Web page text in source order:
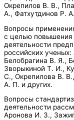
Окрепилов В. В.,
А., Фатхутдинов Р.
Вопросы
с целью повышения
деятельности
российских
Белобрагина В. Я.,
Зворыкиной Т. И.,
С., Окрепилова В.
А. П. и других.
Вопросы
деятельности
Аронова И. З.,